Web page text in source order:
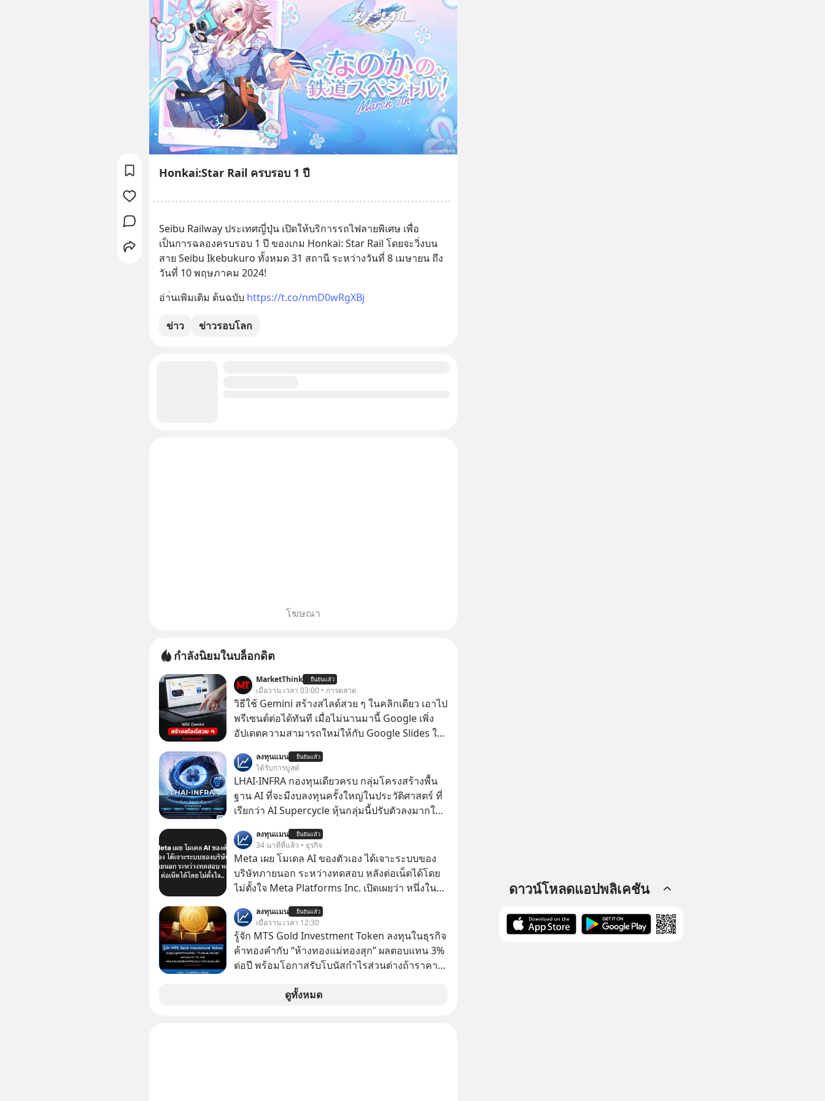
Honkai:Star Rail ครบรอบ 1 ปี
Seibu Railway ประเทศญี่ปุ่น เปิดให้บริการรถไฟลายพิเศษ เพื่อ
เป็นการฉลองครบรอบ 1 ปี ของเกม Honkai: Star Rail โดยจะวิ่งบน
สาย Seibu Ikebukuro ทั้งหมด 31 สถานี ระหว่างวันที่ 8 เมษายน ถึง
วันที่ 10 พฤษภาคม 2024!
อ่า่นเพิมเติม ต้นฉบับ https://t.co/nmD0wRgXBj
ข่าว ข่าวรอบโลก
โฆษณา
กำลังนิยมในบล็อกดิต
MarketThink ยืนยันแล้ว
เมื่อวาน เวลา 03:00 • การตลาด
วิธีใช้ Gemini สร้างสไลด์สวย ๆ ในคลิกเดียว เอาไป
พรีเซนต์ต่อได้ทันที เมื่อไม่นานมานี้ Google เพิ่ง
อัปเดตความสามารถใหม่ให้กับ Google Slides ให้
สวย ๆ ได้ในคลิกเดียว ไม่ต้องเสียเวลาทำเองอีกต่อ
ไป
ลงทุนแมน ยืนยันแล้ว
ได้รับการบูสต์
LHAI-INFRA กองทุนเดียวครบ กลุ่มโครงสร้างพื้น
ฐาน AI ที่จะมีงบลงทุนครั้งใหญ่ในประวัติศาสตร์ ที่
เรียกว่า AI Supercycle หุ้นกลุ่มนี้ปรับตัวลงมากใน
ลงทุน AI อย่างต่อเนื่อง ซึ่งต้องการโครงสร้างพื้น
ฐานด้าน AI จำนวนมาก ตั้งแต่เมโมรีชิป เก็บข้อมูล
ยันระบบไฟฟ้า และระบายความร้อน
ลงทุนแมน ยืนยันแล้ว
34 นาทีที่แล้ว • ธุรกิจ
Meta เผย โมเดล AI ของตัวเอง ได้เจาะระบบของ
บริษัทภายนอก ระหว่างทดสอบ หลังต่อเน็ตได้โดย
ไม่ตั้งใจ Meta Platforms Inc. เปิดเผยว่า หนึ่งใน
และเจาะเข้าระบบของบริการภายนอกรายหนึ่งได้
ระหว่างการทดสอบความปลอดภัยไซเบอร์
ลงทุนแมน ยืนยันแล้ว
เมื่อวาน เวลา 12:30
รู้จัก MTS Gold Investment Token ลงทุนในธุรกิจ
ค้าทองคำกับ “ห้างทองแม่ทองสุก” ผลตอบแทน 3%
ต่อปี พร้อมโอกาสรับโบนัสกำไรส่วนต่างถ้าราคา
Group กลุ่ม MTS Gold หรือห้างทองแม่ทองสุก อยู่
ดูทั้งหมด
ดาวน์โหลดแอปพลิเคชัน